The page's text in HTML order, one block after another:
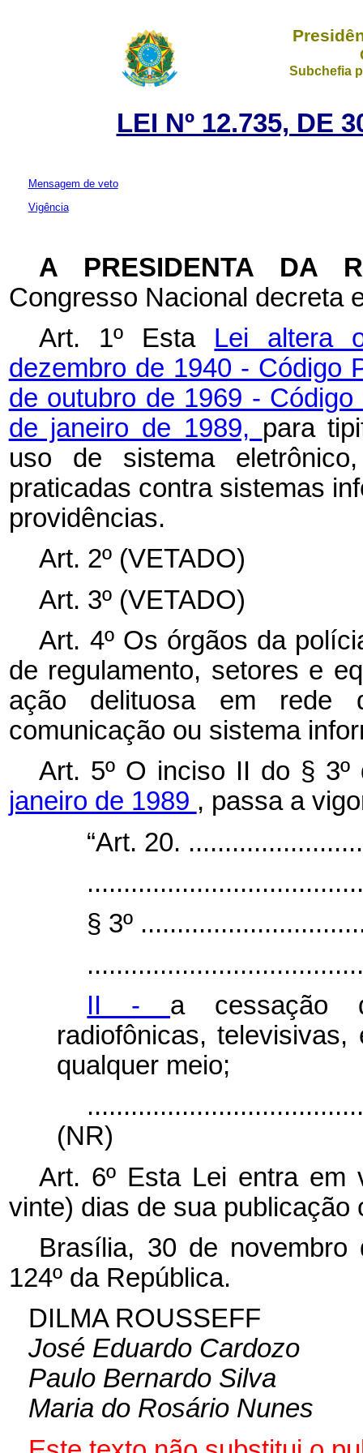
Subchefia
LEI Nº 12.735, DE
Mensagem de veto
Vigência
A PRESIDENTA DA
Congresso Nacional decreta
Art. 1º Esta Lei altera
dezembro de 1940 - Código
de outubro de 1969 -
de janeiro de 1989, para
uso de sistema
praticadas contra sistemas
providências.
Art. 2º (VETADO)
Art. 3º (VETADO)
Art. 4º Os órgãos da
de regulamento, setores e
ação delituosa em rede
comunicação ou sistema
Art. 5º O inciso II do §
janeiro de 1989 , passa a
“Art. 20.
§ 3º
II - a cessação
radiofônicas,
qualquer meio;
(NR)
Art. 6º Esta Lei entra em
vinte) dias de sua publicação
Brasília, 30 de novembro
124º da República.
DILMA ROUSSEFF
José Eduardo Cardozo
Paulo Bernardo Silva
Maria do Rosário Nunes